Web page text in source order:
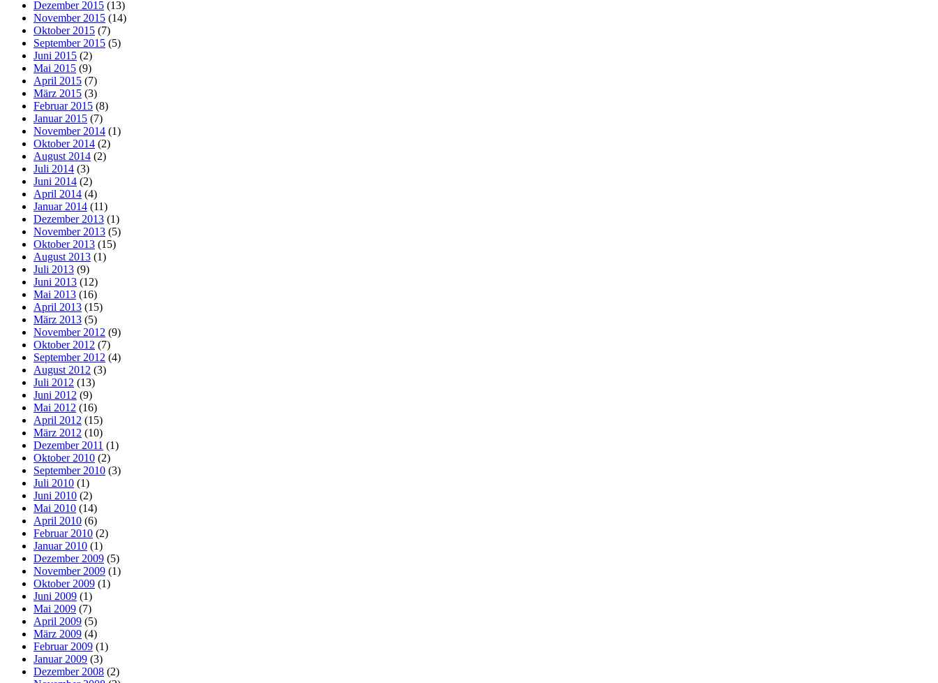
Dezember 2015 (13)
November 2015 (14)
Oktober 2015 (7)
September 2015 (5)
Juni 2015 (2)
Mai 2015 (9)
April 2015 (7)
März 2015 (3)
Februar 2015 (8)
Januar 2015 (7)
November 2014 (1)
Oktober 2014 (2)
August 2014 (2)
Juli 2014 (3)
Juni 2014 (2)
April 2014 (4)
Januar 2014 (11)
Dezember 2013 (1)
November 2013 (5)
Oktober 2013 (15)
August 2013 (1)
Juli 2013 (9)
Juni 2013 (12)
Mai 2013 (16)
April 2013 (15)
März 2013 (5)
November 2012 (9)
Oktober 2012 (7)
September 2012 (4)
August 2012 (3)
Juli 2012 (13)
Juni 2012 (9)
Mai 2012 (16)
April 2012 (15)
März 2012 (10)
Dezember 2011 (1)
Oktober 2010 (2)
September 2010 (3)
Juli 2010 (1)
Juni 2010 (2)
Mai 2010 (14)
April 2010 (6)
Februar 2010 (2)
Januar 2010 (1)
Dezember 2009 (5)
November 2009 (1)
Oktober 2009 (1)
Juni 2009 (1)
Mai 2009 (7)
April 2009 (5)
März 2009 (4)
Februar 2009 (1)
Januar 2009 (3)
Dezember 2008 (2)